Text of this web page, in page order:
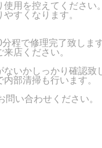
用を控えてください。
すくなります。
程で修理完了致します
店ください。
いかしっかり確認致
部清掃も行います。
い合わせください。